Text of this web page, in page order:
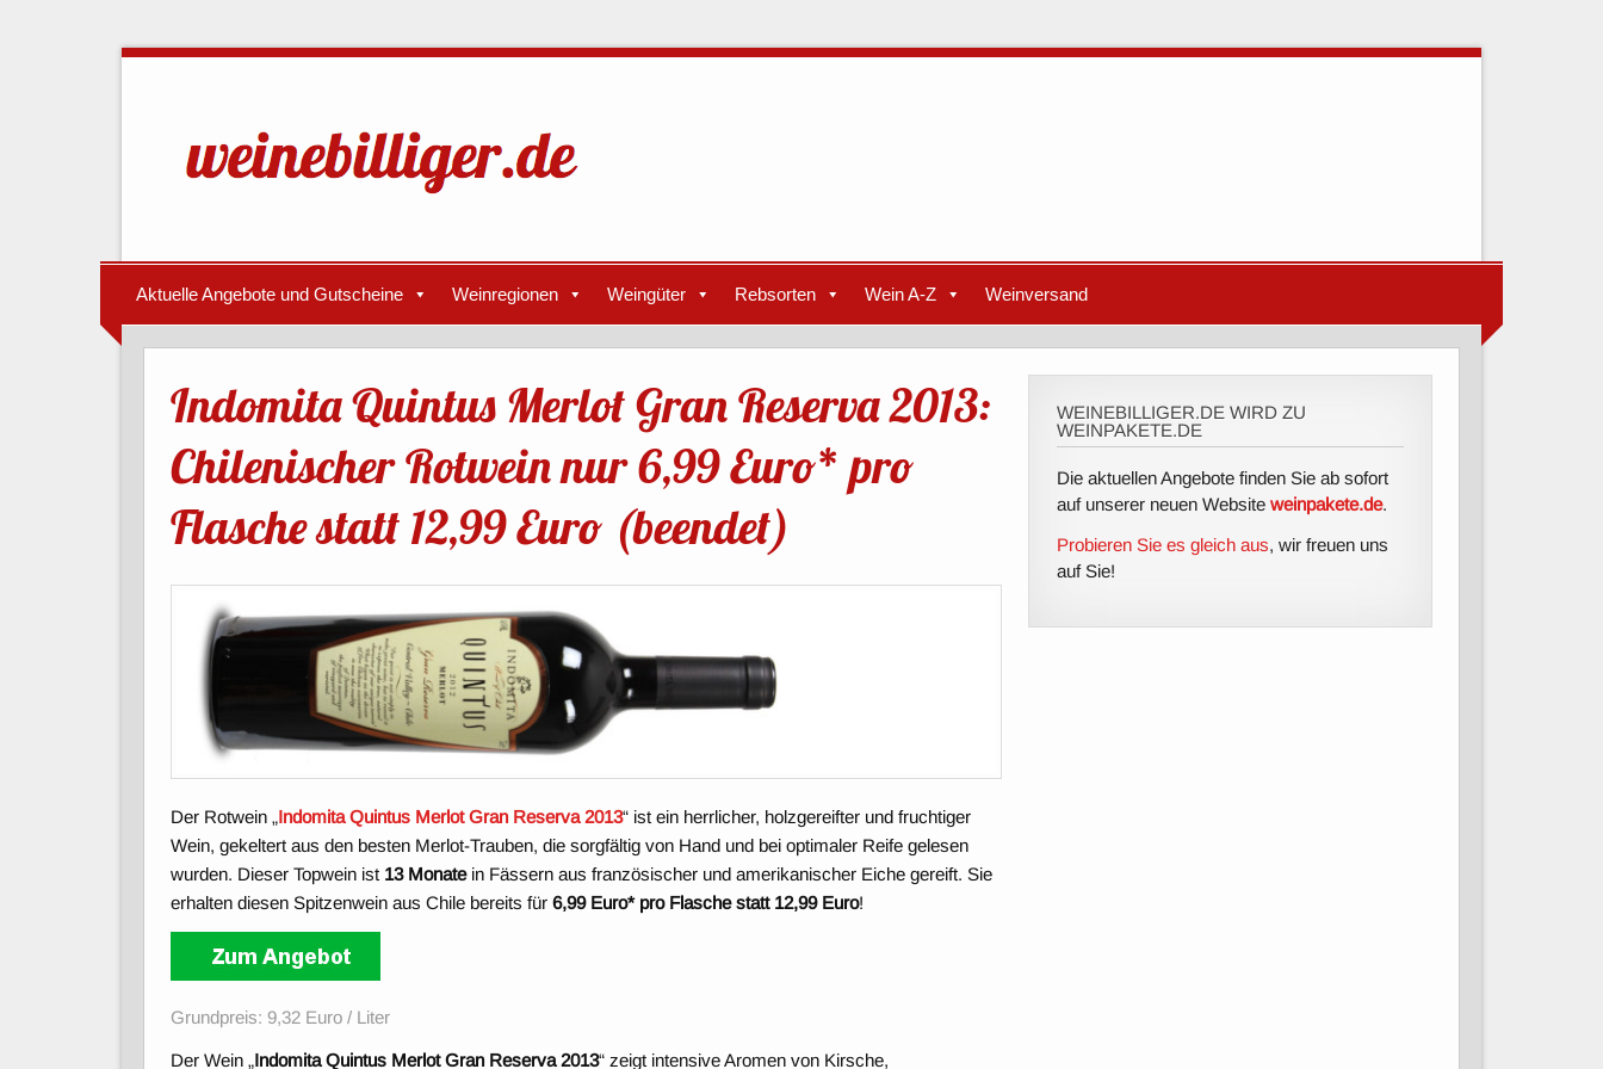
Aktuelle Angebote und Gutscheine Weinregionen Weingüter Rebsorten Wein A-Z Weinversand
Indomita Quintus Merlot Gran Reserva 2013:
Chilenischer Rotwein nur 6,99 Euro* pro
Flasche statt 12,99 Euro (beendet)
Der Rotwein „Indomita Quintus Merlot Gran Reserva 2013“ ist ein herrlicher, holzgereifter und fruchtiger
Wein, gekeltert aus den besten Merlot-Trauben, die sorgfältig von Hand und bei optimaler Reife gelesen
wurden. Dieser Topwein ist 13 Monatein Fässern aus französischer und amerikanischer Eiche gereift. Sie
erhalten diesen Spitzenwein aus Chile bereits für6,99 Euro* pro Flasche statt 12,99 Euro!
Grundpreis: 9,32 Euro / Liter
Der Wein „Indomita Quintus Merlot Gran Reserva 2013“ zeigt intensive Aromen von Kirsche,
WEINEBILLIGER.DE WIRD ZU
WEINPAKETE.DE
Die aktuellen Angebote finden Sie ab sofort
auf unserer neuen Websiteweinpakete.de.
Probieren Sie es gleich aus, wir freuen uns
auf Sie!